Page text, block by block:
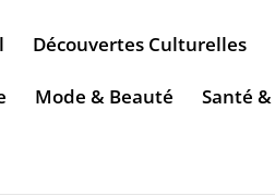
Découvertes Culturelles
Mode & Beauté Santé